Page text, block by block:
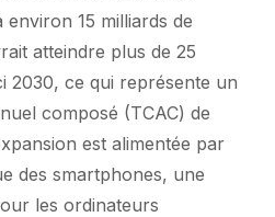
environ 15 milliards de
atteindre plus de 25
2030, ce qui représente un
composé (TCAC) de
est alimentée par
des smartphones, une
les ordinateurs